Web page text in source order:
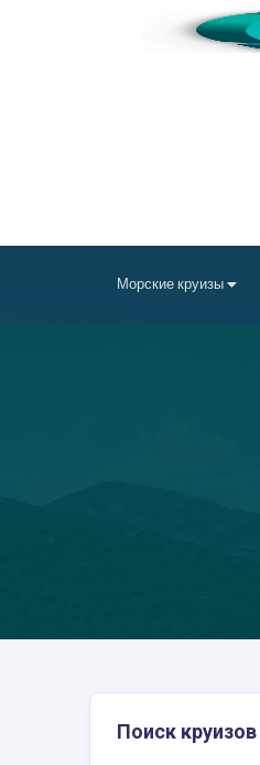
Морские круизы
Поиск круизов